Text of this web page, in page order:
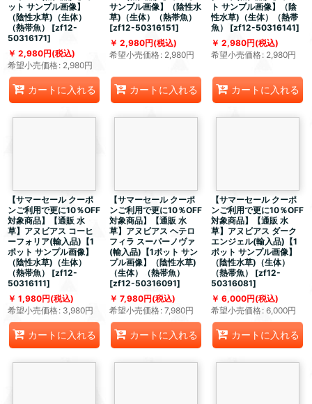
ット サンプル画像】
（陰性水草)（生体）
（熱帯魚）
[zf12-
50316171]
2,980円(税込)
希望小売価格: 2,980円
カートに入れる
サンプル画像】（陰性水
草)（生体）（熱帯魚）
[zf12-50316151]
2,980円(税込)
希望小売価格: 2,980円
カートに入れる
ト サンプル画像】（陰
性水草)（生体）（熱帯
魚）
[zf12-50316141]
2,980円(税込)
希望小売価格: 2,980円
カートに入れる
【サマーセール クーポ
ンご利用で更に10％OFF
対象商品】【通販 水
草】アヌビアス コーヒ
ーフォリア(輸入品)【1
ポット サンプル画像】
（陰性水草)（生体）
（熱帯魚）
[zf12-
50316111]
1,980円(税込)
希望小売価格: 3,980円
カートに入れる
【サマーセール クーポ
ンご利用で更に10％OFF
対象商品】【通販 水
草】アヌビアス ヘテロ
フィラ スーパーノヴァ
(輸入品)【1ポット サン
プル画像】（陰性水草)
（生体）（熱帯魚）
[zf12-50316091]
7,980円(税込)
希望小売価格: 7,980円
カートに入れる
【サマーセール クーポ
ンご利用で更に10％OFF
対象商品】【通販 水
草】アヌビアス ダーク
エンジェル(輸入品)【1
ポット サンプル画像】
（陰性水草)（生体）
（熱帯魚）
[zf12-
50316081]
6,000円(税込)
希望小売価格: 6,000円
カートに入れる